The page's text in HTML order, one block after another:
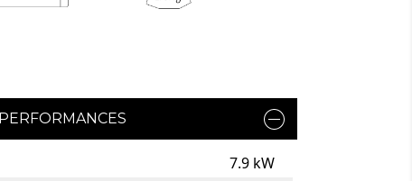
PERFORMANCES
7.9 kW